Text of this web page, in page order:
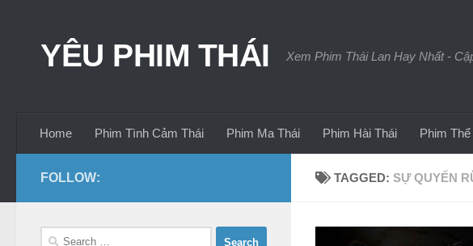
YÊU PHIM THÁI Xem Phim Thái Lan Hay Nhất -
Home Phim Tình Cảm Thái Phim Ma Thái Phim Hài Thái Phim
TAGGED:SỰ QUYẾN
FOLLOW:
Search